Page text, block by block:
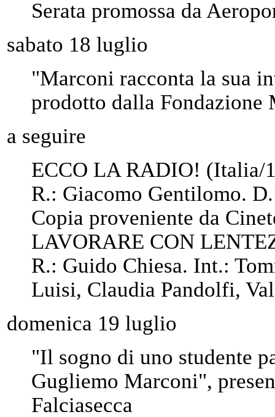
Serata promossa da
sabato 18 luglio
"Marconi racconta la sua
prodotto dalla Fondazione
a seguire
ECCO LA RADIO! (Italia/
R.: Giacomo Gentilomo.
Copia proveniente da
LAVORARE CON
R.: Guido Chiesa. Int.:
Luisi, Claudia Pandolfi,
domenica 19 luglio
"Il sogno di uno studente
Gugliemo Marconi",
Falciasecca